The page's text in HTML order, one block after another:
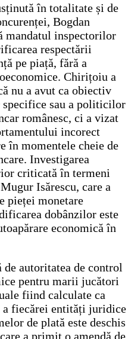
în totalitate și de
Bogdan
mandatul inspectorilor
respectării
pe piață, fără a
Chirițoiu a
nu a avut ca obiectiv
specifice sau a politicilor
românesc, ci a vizat
incorect
în momentele cheie de
Investigarea
criticată în termeni
Isărescu, care a
pieței monetare
dobânzilor este
economică în
autoritatea de control
pentru marii jucători
fiind calculate ca
a fiecărei entități juridice
de plată este deschis
a primit o amendă de